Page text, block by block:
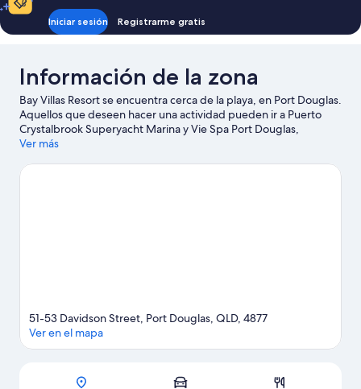
Iniciar sesión Registrarme gratis
Información de la zona
Bay Villas Resort se encuentra cerca de la playa, en Port Douglas.
Aquellos que deseen hacer una actividad pueden ir a Puerto
Crystalbrook Superyacht Marina y Vie Spa Port Douglas,
mientras que quienes deseen conocer los puntos de interés del
Habitat. Las actividades como buceo y snorkel ofrecen una gran
Ver más
Mapa
51-53 Davidson Street, Port Douglas, QLD, 4877
Ver en el mapa